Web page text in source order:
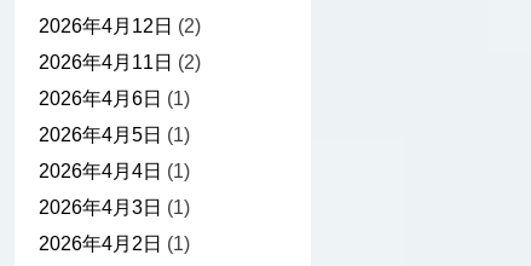
2026年4月12日 (2)
2026年4月11日 (2)
2026年4月6日 (1)
2026年4月5日 (1)
2026年4月4日 (1)
2026年4月3日 (1)
2026年4月2日 (1)